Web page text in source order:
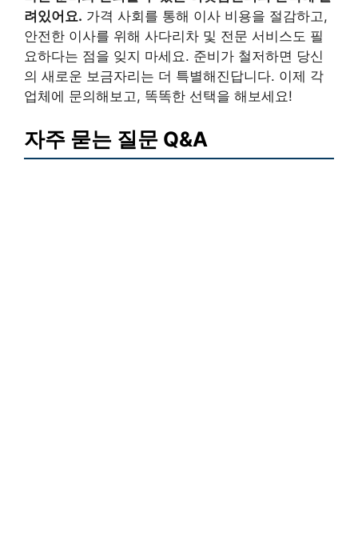
려있어요. 가격 사회를 통해 이사 비용을 절감하고,
안전한 이사를 위해 사다리차 및 전문 서비스도 필
요하다는 점을 잊지 마세요. 준비가 철저하면 당신
의 새로운 보금자리는 더 특별해진답니다. 이제 각
업체에 문의해보고, 똑똑한 선택을 해보세요!
자주 묻는 질문 Q&A